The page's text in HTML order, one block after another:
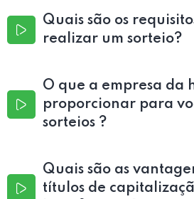
Quais são os
realizar um sorteio?
O que a empresa da
proporcionar para
sorteios ?
Quais são as
títulos de